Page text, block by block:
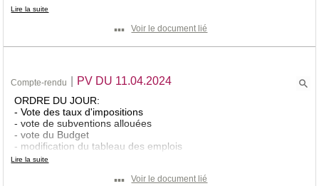
Vous trouverez les informations (dates, tarifs, organisation, lieu
d’accueil) dans le flyer ci-joint ainsi que le bulletin d’inscription à
venir retirer à la CCBA ou sur l’un des ALSH (Le Houga,
Lire la suite
▪▪▪ Voir le document lié
Compte-rendu PV DU 11.04.2024
ORDRE DU JOUR:
- Vote des taux d'impositions
- vote de subventions allouées
- vote du Budget
- modification du tableau des emplois
-questions divers
Lire la suite
▪▪▪ Voir le document lié